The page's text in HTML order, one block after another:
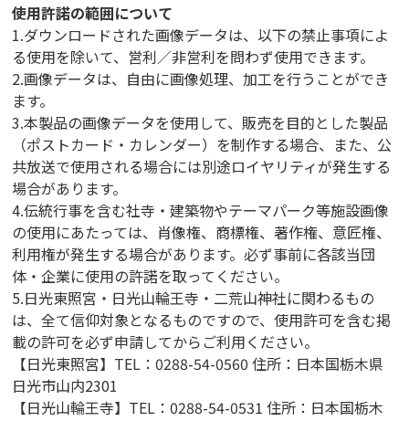
使用許諾の範囲について
1.ダウンロードされた画像データは、以下の禁止事項によ
る使用を除いて、営利／非営利を問わず使用できます。
2.画像データは、自由に画像処理、加工を行うことができ
ます。
3.本製品の画像データを使用して、販売を目的とした製品
（ポストカード・カレンダー）を制作する場合、また、公
共放送で使用される場合には別途ロイヤリティが発生する
場合があります。
4.伝統行事を含む社寺・建築物やテーマパーク等施設画像
の使用にあたっては、肖像権、商標権、著作権、意匠権、
利用権が発生する場合があります。必ず事前に各該当団
体・企業に使用の許諾を取ってください。
5.日光東照宮・日光山輪王寺・二荒山神社に関わるもの
は、全て信仰対象となるものですので、使用許可を含む掲
載の許可を必ず申請してからご利用ください。
【日光東照宮】TEL：0288-54-0560 住所：日本国栃木県
日光市山内2301
【日光山輪王寺】TEL：0288-54-0531 住所：日本国栃木